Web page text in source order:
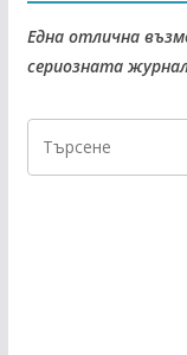
Една отлична
сериозната